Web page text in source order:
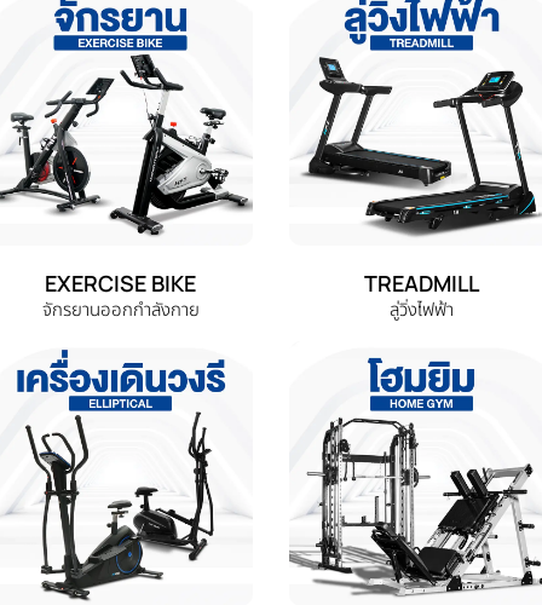
EXERCISE BIKE
จักรยานออกกำลังกาย
TREADMILL
ลู่วิ่งไฟฟ้า